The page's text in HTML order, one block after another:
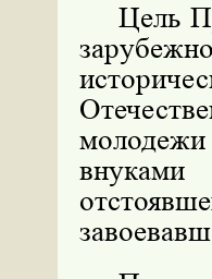
Цель
молодежи